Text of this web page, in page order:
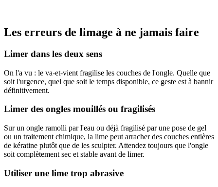
Les erreurs de limage à ne jamais faire
Limer dans les deux sens
On l'a vu : le va-et-vient fragilise les couches de l'ongle. Quelle que
soit l'urgence, quel que soit le temps disponible, ce geste est à bannir
définitivement.
Limer des ongles mouillés ou fragilisés
Sur un ongle ramolli par l'eau ou déjà fragilisé par une pose de gel
ou un traitement chimique, la lime peut arracher des couches entières
de kératine plutôt que de les sculpter. Attendez toujours que l'ongle
soit complètement sec et stable avant de limer.
Utiliser une lime trop abrasive